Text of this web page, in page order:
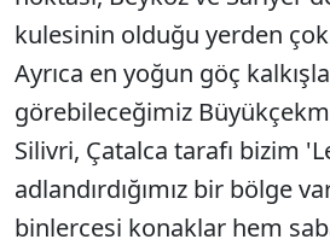
kulesinin olduğu yerden
Ayrıca en yoğun göç
görebileceğimiz
Silivri, Çatalca tarafı bizim
adlandırdığımız bir bölge
binlercesi konaklar hem